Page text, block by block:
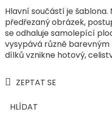
Hlavní součástí je
předřezaný obrázek,
se odhaluje samolepící
vysypává různě
dílků vznikne hotový,
ZEPTAT SE
HLÍDAT